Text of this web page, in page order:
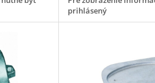
prihlásený